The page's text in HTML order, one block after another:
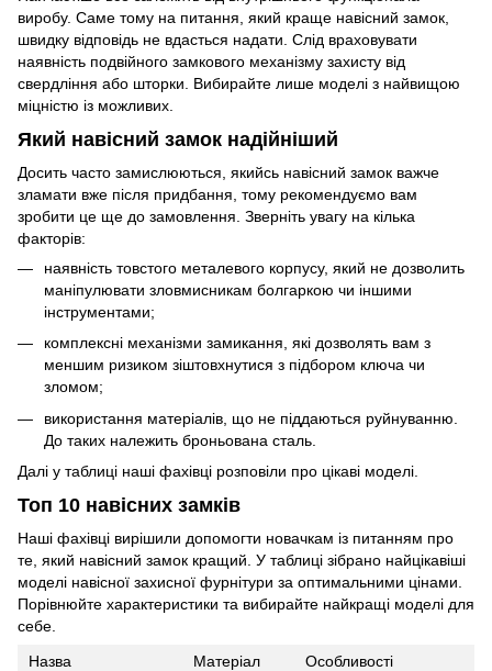
виробу. Саме тому на питання, який краще навісний замок,
швидку відповідь не вдасться надати. Слід враховувати
наявність подвійного замкового механізму захисту від
свердління або шторки. Вибирайте лише моделі з найвищою
міцністю із можливих.
Який навісний замок надійніший
Досить часто замислюються, якийсь навісний замок важче
зламати вже після придбання, тому рекомендуємо вам
зробити це ще до замовлення. Зверніть увагу на кілька
факторів:
наявність товстого металевого корпусу, який не дозволить
маніпулювати зловмисникам болгаркою чи іншими
інструментами;
комплексні механізми замикання, які дозволять вам з
меншим ризиком зіштовхнутися з підбором ключа чи
зломом;
використання матеріалів, що не піддаються руйнуванню.
До таких належить броньована сталь.
Далі у таблиці наші фахівці розповіли про цікаві моделі.
Топ 10 навісних замків
Наші фахівці вирішили допомогти новачкам із питанням про
те, який навісний замок кращий. У таблиці зібрано найцікавіші
моделі навісної захисної фурнітури за оптимальними цінами.
Порівнюйте характеристики та вибирайте найкращі моделі для
себе.
Назва
Матеріал
Особливості